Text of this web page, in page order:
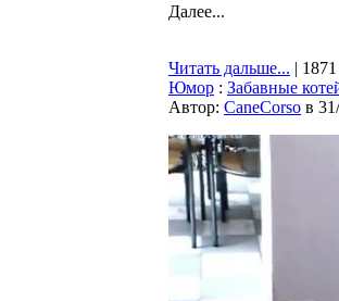
Далее...
Читать дальше... |
Юмор : Забавные
Автор: CaneCorso в